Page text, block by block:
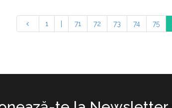
1 71 72 73 74 75